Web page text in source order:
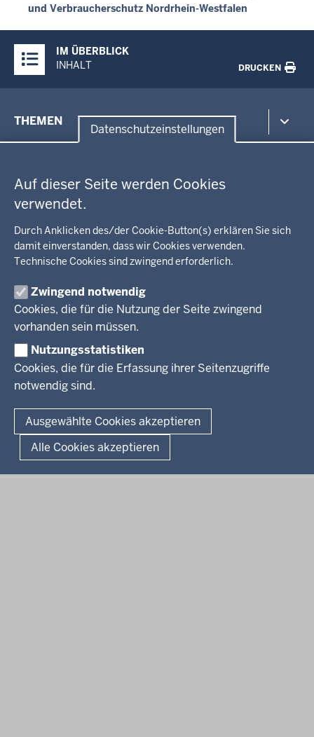
Datenschutzeinstellungen
Auf dieser Seite werden Cookies
verwendet.
Durch Anklicken des/der Cookie-Button(s) erklären Sie sich
damit einverstanden, dass wir Cookies verwenden.
Technische Cookies sind zwingend erforderlich.
Zwingend notwendig
Cookies, die für die Nutzung der Seite zwingend
vorhanden sein müssen.
Nutzungsstatistiken
Cookies, die für die Erfassung ihrer Seitenzugriffe
notwendig sind.
Ausgewählte Cookies akzeptieren
Alle Cookies akzeptieren
und Verbraucherschutz Nordrhein-Westfalen
Inhalte
IM ÜBERBLICK
INHALT
DRUCKEN
der
THEMEN
Kommunalaufsicht, Planung, Verkehr
Energie, Bergbau
Recht, Ordnung
Integration, Migration
Behördenleitung
Regierungsbezirk
KARRIERE
Stellenausschreibungen
Pressestelle
Social Media
BEKANNTMACHUNGEN
Amtsblatt
© 2026 Bezirksregierung Arnsberg
Fußzeile
Impressum Datenschutz Barrierefreiheit
Kurzlink zu dieser Seite